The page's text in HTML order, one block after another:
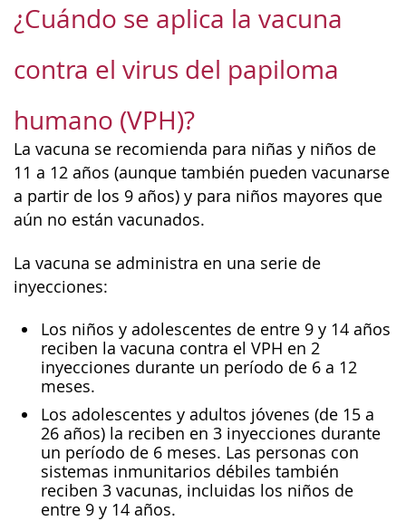
¿Cuándo se aplica la vacuna
contra el virus del papiloma
humano (VPH)?
La vacuna se recomienda para niñas y niños de
11 a 12 años (aunque también pueden vacunarse
a partir de los 9 años) y para niños mayores que
aún no están vacunados.
La vacuna se administra en una serie de
inyecciones:
Los niños y adolescentes de entre 9 y 14 años
reciben la vacuna contra el VPH en 2
inyecciones durante un período de 6 a 12
meses.
Los adolescentes y adultos jóvenes (de 15 a
26 años) la reciben en 3 inyecciones durante
un período de 6 meses. Las personas con
sistemas inmunitarios débiles también
reciben 3 vacunas, incluidas los niños de
entre 9 y 14 años.